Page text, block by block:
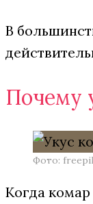
В
Почему
Фото:
Когда